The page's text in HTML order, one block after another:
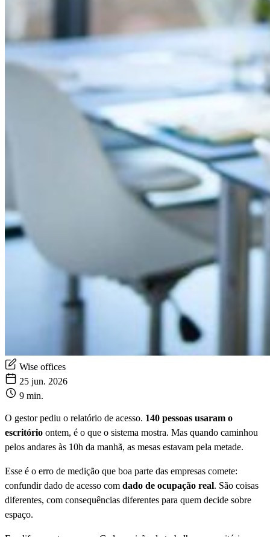
Wise offices
25 jun. 2026
9 min.
O gestor pediu o relatório de acesso. 140 pessoas usaram o
escritório ontem, é o que o sistema mostra. Mas quando caminhou
pelos andares às 10h da manhã, as mesas estavam pela metade.
Esse é o erro de medição que boa parte das empresas comete:
confundir dado de acesso com dado de ocupação real. São coisas
diferentes, com consequências diferentes para quem decide sobre
espaço.